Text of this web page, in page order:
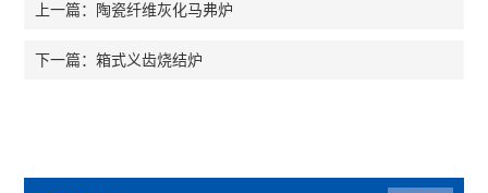
上一篇： 陶瓷纤维灰化马弗炉
下一篇：箱式义齿烧结炉